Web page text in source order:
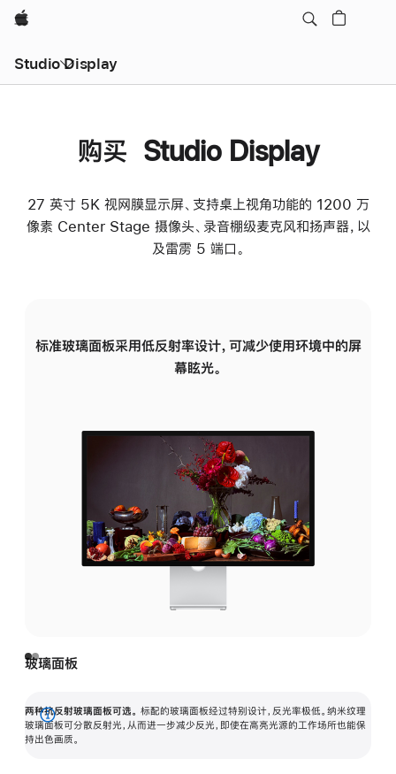
Apple
Studio Display
购买 Studio Display
27 英寸 5K 视网膜显示屏、支持桌上视角功能的 1200 万
像素 Center Stage 摄像头、录音棚级麦克风和扬声器，以
及雷雳 5 端口。
标准玻璃面板采用低反射率设计，可减少使用环境中的屏
幕眩光。
玻璃面板
两种抗反射玻璃面板可选。 标配的玻璃面板经过特别设计，反光率极低。纳米纹理
玻璃面板可分散反射光，从而进一步减少反光，即使在高亮光源的工作场所也能保
持出色画质。
展
开